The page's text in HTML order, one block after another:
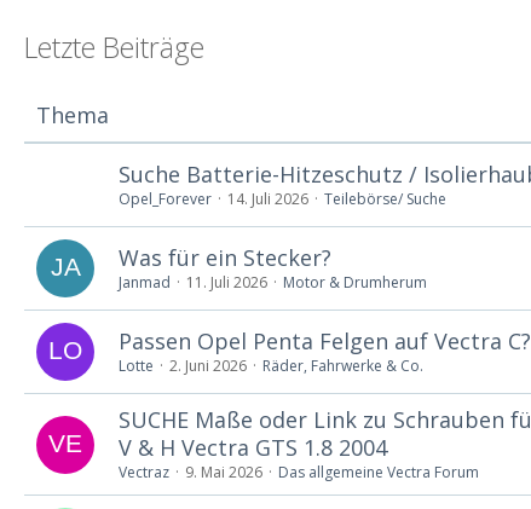
Letzte Beiträge
Thema
Suche Batterie-Hitzeschutz /
Opel_Forever 14. Juli 2026 Teilebörse/ Suche
Was für ein Stecker?
Janmad 11. Juli 2026 Motor & Drumherum
Passen Opel Penta Felgen auf Vectra C?
Lotte 2. Juni 2026 Räder, Fahrwerke & Co.
SUCHE Maße oder Link zu Schrauben
V & H Vectra GTS 1.8 2004
Vectraz 9. Mai 2026 Das allgemeine Vectra Forum